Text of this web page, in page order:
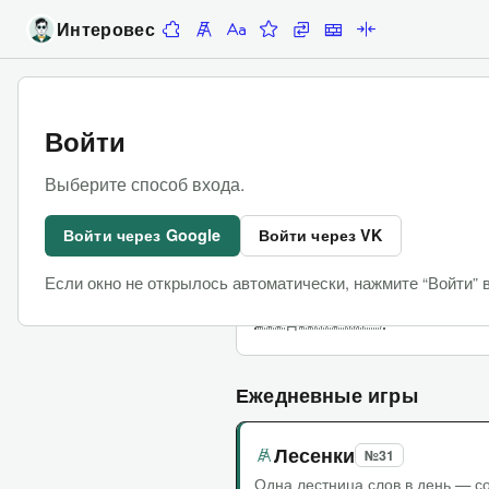
Интеровес Десяточки
ЛесенкаАлфавитка
Задание недели
ЗаменыСтеныПалиндромы
Войти
Выберите способ входа.
Войти через Google Войти через VK
Если окно не открылось автоматически, нажмите “Войти”
Командные сложные игры, в
Последняя Десяточка
Чат участников
Все десяточки →
Ежедневные игры
Лесенки №31
Одна лестница слов в день —